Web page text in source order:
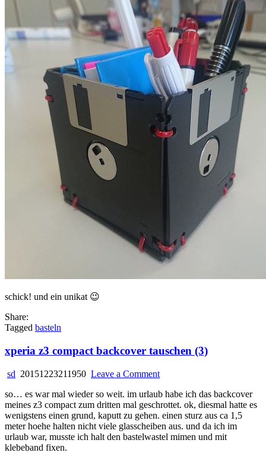
schick! und ein unikat 😉
Share:
Tagged basteln
xperia z3 compact backcover tauschen (3)
sd 20151223211950 Leave a Commenton
z3
compact
backcover
tauschen
(3)
so… es war mal wieder so weit. im urlaub habe ich das backcover
meines z3 compact zum dritten mal geschrottet. ok, diesmal hatte es
wenigstens einen grund, kaputt zu gehen. einen sturz aus ca 1,5
meter hoehe halten nicht viele glasscheiben aus. und da ich im
urlaub war, musste ich halt den bastelwastel mimen und mit
klebeband fixen.